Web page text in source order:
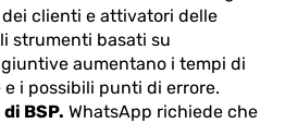
clienti e attivatori delle
strumenti basati su
aumentano i tempi di
i possibili punti di errore.
BSP. WhatsApp richiede che